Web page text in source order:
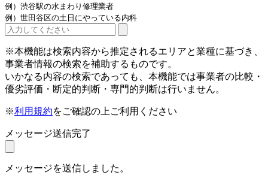
例）渋谷駅の水まわり修理業者
例）世田谷区の土日にやっている内科
※本機能は検索内容から推定されるエリアと業種に基づき、
事業者情報の検索を補助するものです。
いかなる内容の検索であっても、本機能では事業者の比較・
優劣評価・断定的判断・専門的判断は行いません。
※利用規約をご確認の上ご利用ください
メッセージ送信完了
メッセージを送信しました。